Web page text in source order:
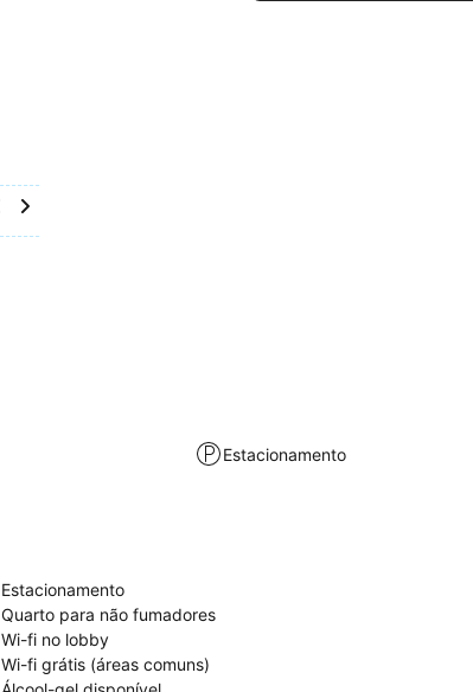
Estacionamento
Estacionamento
Quarto para não fumadores
Wi-fi no lobby
Wi-fi grátis (áreas comuns)